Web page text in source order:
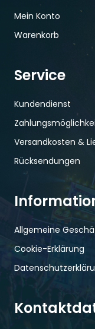
Mein Konto
Warenkorb
Service
Kundendienst
Versandkosten &
Rücksendungen
Allgemeine
Cookie-Erklärung